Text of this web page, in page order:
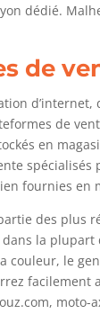
dédié.
de
de
en
spécialisés
fournies en
des plus
la
couleur, le
facilement
moto-